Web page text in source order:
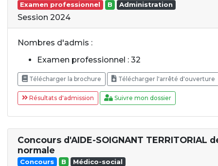
Examen professionnel B Administration
Session 2024
Nombres d'admis :
Examen professionnel : 32
Télécharger la brochure Télécharger l'arrêté d'ouverture
Résultats d'admission Suivre mon dossier
Concours d'AIDE-SOIGNANT TERRITORIAL
normale
Concours B Médico-social